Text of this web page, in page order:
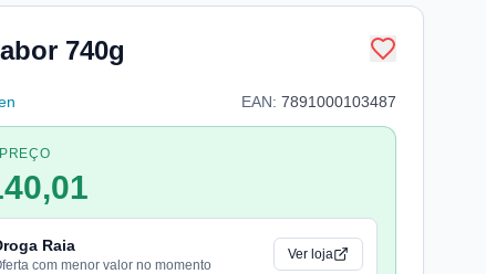
740g
EAN: 7891000103487
Raia
com menor valor no momento
Ver loja